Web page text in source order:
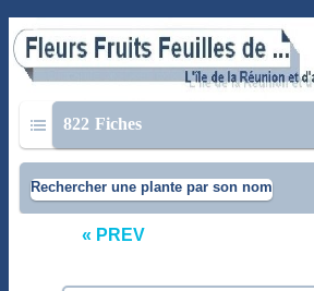
822 Fiches
Rechercher une plante par son nom
« PREV